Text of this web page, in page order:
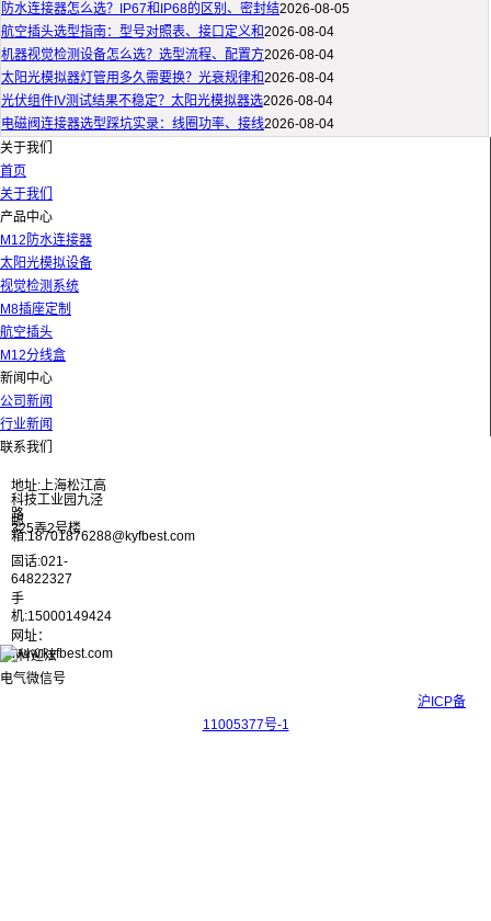
防水连接器怎么选？IP67和IP68的区别、密封结2026-08-05
航空插头选型指南：型号对照表、接口定义和2026-08-04
机器视觉检测设备怎么选？选型流程、配置方2026-08-04
太阳光模拟器灯管用多久需要换？光衰规律和2026-08-04
光伏组件IV测试结果不稳定？太阳光模拟器选2026-08-04
电磁阀连接器选型踩坑实录：线圈功率、接线2026-08-04
关于我们
首页
关于我们
产品中心
M12防水连接器
太阳光模拟设备
视觉检测系统
M8插座定制
航空插头
M12分线盒
新闻中心
公司新闻
行业新闻
联系我们
地址:上海松江高
科技工业园九泾
路
325弄2号楼
邮
箱:18701876288@kyfbest.com
固话:021-
64822327
手
机:15000149424
网址：
www.kyfbest.com
沪ICP备
11005377号-1